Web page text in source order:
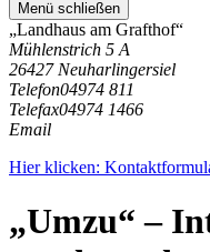
Menü schließen
„Landhaus am Grafthof“
Mühlenstrich 5 A
26427 Neuharlingersiel
Telefon04974 811
Telefax04974 1466
Email
Hier klicken:
„Umzu“ –